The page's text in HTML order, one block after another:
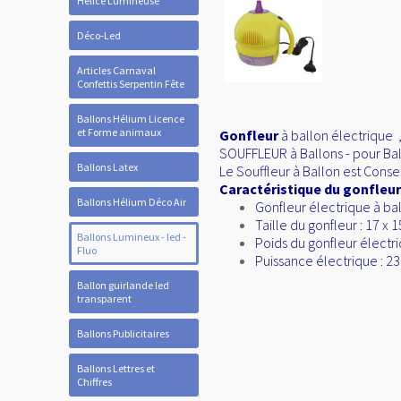
Déco-Led
Articles Carnaval
Confettis Serpentin Fête
Ballons Hélium Licence
et Forme animaux
Ballons Latex
Ballons Hélium Déco Air
Ballons Lumineux - led -
Fluo
Ballon guirlande led
transparent
Ballons Publicitaires
Ballons Lettres et
Chiffres
Gonfleurà ballon électrique ,
SOUFFLEUR à Ballons - pour
Le Souffleur à Ballon est
Caractéristique du
Gonfleur électrique à
Taille du gonfleur : 17 x
Poids du gonfleur
Puissance électrique :